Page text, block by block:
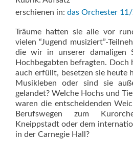
erschienen in: das Orchester
Träume hatten sie alle vor
vielen “Jugend musiziert”-
die wir in unserer damaligen
Hochbegabten befragten. Doch
auch erfüllt, besetzen sie heute
Musikleben oder sind sie
gelandet? Welche Hochs und
waren die entscheidenden
Berufswegen zum
Kneippstadt oder dem
in der Carnegie Hall?